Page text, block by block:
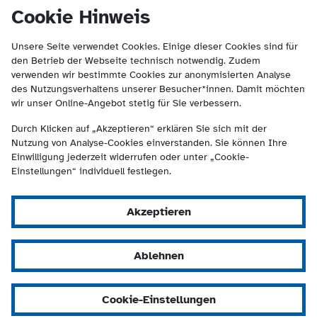
Cookie Hinweis
Unsere Seite verwendet Cookies. Einige dieser Cookies sind für
den Betrieb der Webseite technisch notwendig. Zudem
verwenden wir bestimmte Cookies zur anonymisierten Analyse
des Nutzungsverhaltens unserer Besucher*innen. Damit möchten
wir unser Online-Angebot stetig für Sie verbessern.
Durch Klicken auf „Akzeptieren“ erklären Sie sich mit der
Nutzung von Analyse-Cookies einverstanden. Sie können Ihre
Einwilligung jederzeit widerrufen oder unter „Cookie-
Einstellungen“ individuell festlegen.
Akzeptieren
Ablehnen
Cookie-Einstellungen
springen
(Kontakt und Suche) springen.